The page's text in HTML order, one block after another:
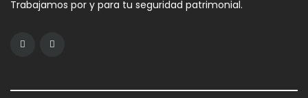
Trabajamos por y para tu seguridad patrimonial.